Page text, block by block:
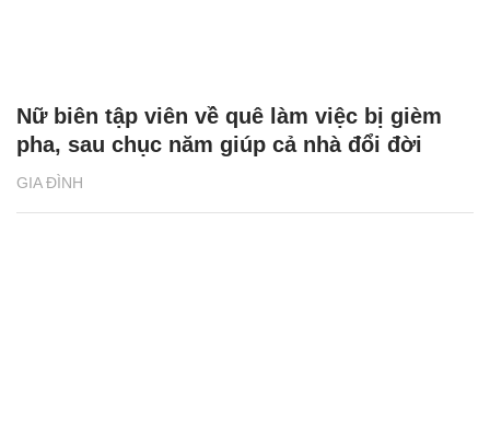
GIA ĐÌNH
Nữ biên tập viên về quê làm việc bị gièm
pha, sau chục năm giúp cả nhà đổi đời